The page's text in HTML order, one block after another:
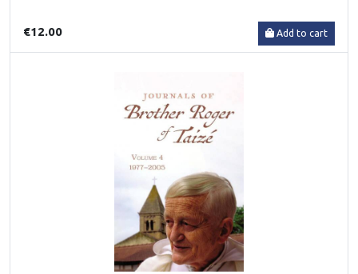
€12.00 Add to cart